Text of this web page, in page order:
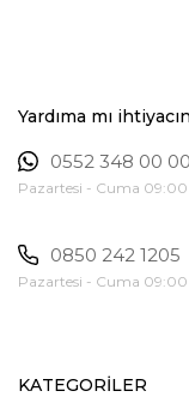
Yardıma mı
0552 348 00 00
Pazartesi - Cuma
0850 242 1205
Pazartesi - Cuma 09:00
KATEGORİLER